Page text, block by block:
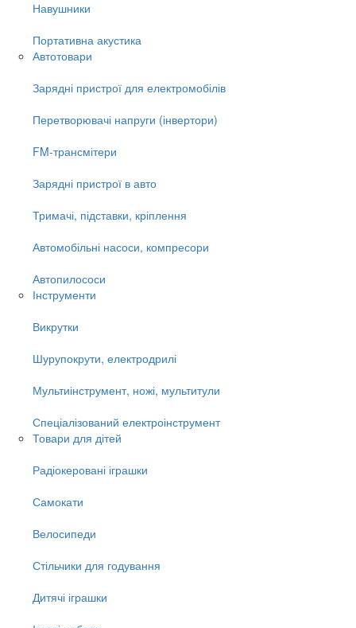
Навушники
Портативна акустика
Автотовари
Зарядні пристрої для електромобілів
Перетворювачі напруги (інвертори)
FM-трансмітери
Зарядні пристрої в авто
Тримачі, підставки, кріплення
Автомобільні насоси, компресори
Автопилососи
Інструменти
Викрутки
Шурупокрути, електродрилі
Мультиінструмент, ножі, мультитули
Спеціалізований електроінструмент
Товари для дітей
Радіокеровані іграшки
Самокати
Велосипеди
Стільчики для годування
Дитячі іграшки